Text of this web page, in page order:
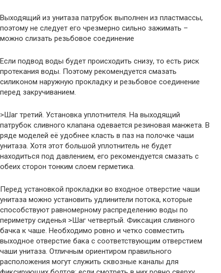
Выходящий из унитаза патрубок выполнен из пластмассы,
поэтому не следует его чрезмерно сильно зажимать –
можно слизать резьбовое соединение
Если подвод воды будет происходить снизу, то есть риск
протекания воды. Поэтому рекомендуется смазать
силиконом наружную прокладку и резьбовое соединение
перед закручиванием.
>Шаг третий. Установка уплотнителя. На выходящий
патрубок сливного клапана одевается резиновая манжета. В
ряде моделей её удобнее класть в паз на полочке чаши
унитаза. Хотя этот большой уплотнитель не будет
находиться под давлением, его рекомендуется смазать с
обеих сторон тонким слоем герметика.
Перед установкой прокладки во входное отверстие чаши
унитаза можно установить удлинители потока, которые
способствуют равномерному распределению воды по
периметру сиденья >Шаг четвертый. Фиксация сливного
бачка к чаше. Необходимо ровно и четко совместить
выходное отверстие бака с соответствующим отверстием
чаши унитаза. Отличным ориентиром правильного
расположения могут служить сквозные каналы для